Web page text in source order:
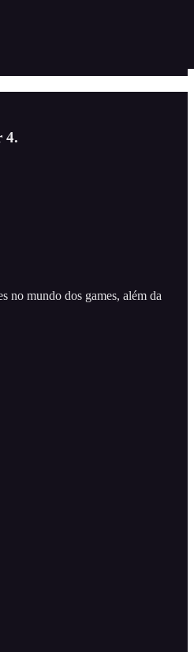
4.
no mundo dos games, além da